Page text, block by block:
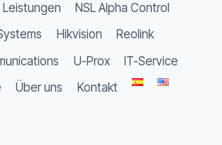
Leistungen
NSL Alpha Control
Hikvision
Reolink
U-Prox
IT-Service
Über uns Kontakt